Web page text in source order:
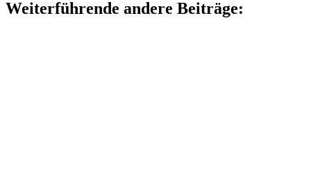
Weiterführende andere Beiträge: